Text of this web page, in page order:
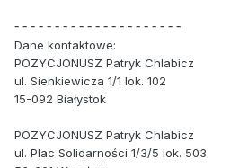
- - - - - - - - - - - - - - - - - - - - -
Dane kontaktowe:
POZYCJONUSZ Patryk Chlabicz
ul. Sienkiewicza 1/1 lok. 102
15-092 Białystok
POZYCJONUSZ Patryk Chlabicz
ul. Plac Solidarności 1/3/5 lok. 503